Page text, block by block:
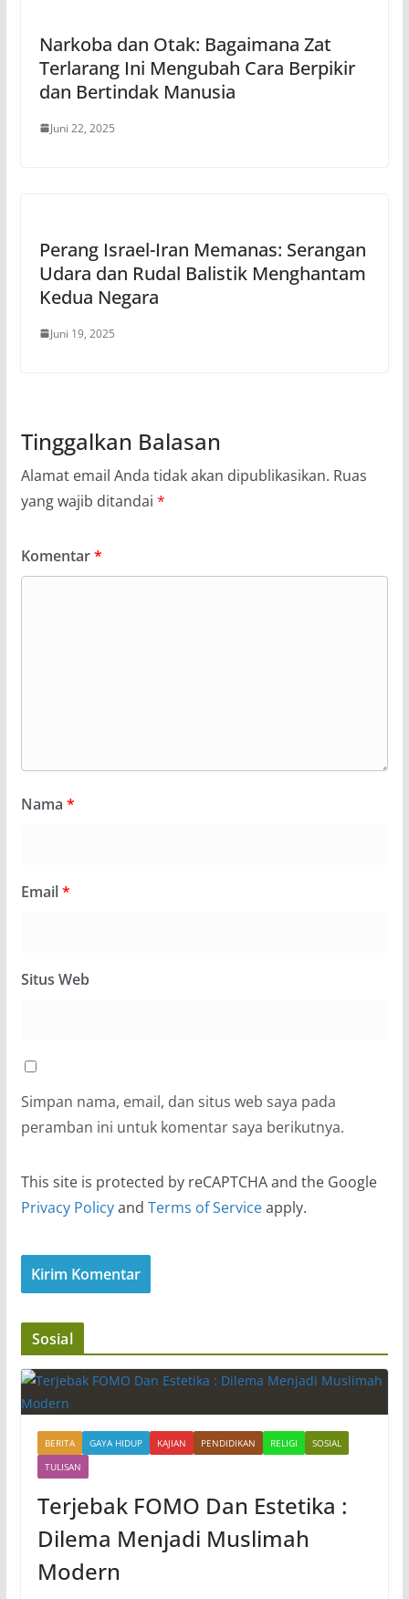
Narkoba dan Otak: Bagaimana Zat
Terlarang Ini Mengubah Cara Berpikir
dan Bertindak Manusia
Juni 22, 2025
Perang Israel-Iran Memanas: Serangan
Udara dan Rudal Balistik Menghantam
Kedua Negara
Juni 19, 2025
Tinggalkan Balasan
Alamat email Anda tidak akan dipublikasikan. Ruas
yang wajib ditandai *
Komentar*
Nama *
Email*
Situs Web
Simpan nama, email, dan situs web saya pada
peramban ini untuk komentar saya berikutnya.
This site is protected by reCAPTCHA and the Google
Privacy Policyand Terms of Serviceapply.
Sosial
BERITA GAYA HIDUP KAJIAN PENDIDIKAN RELIGI
SOSIAL
TULISAN
Terjebak FOMO Dan Estetika :
Dilema Menjadi Muslimah
Modern